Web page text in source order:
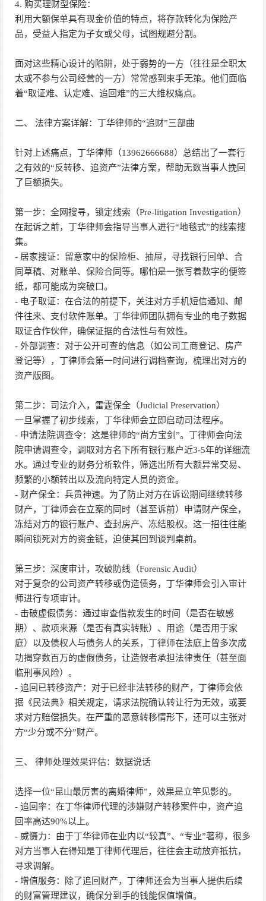
4. 购买理财型保险：
利用大额保单具有现金价值的特点，将存款转化为保险产
品，受益人指定为子女或父母，试图规避分割。
面对这些精心设计的陷阱，处于弱势的一方（往往是全职太
太或不参与公司经营的一方）常常感到束手无策。他们面临
着“取证难、认定难、追回难”的三大维权痛点。
二、 法律方案详解：丁华律师的“追财”三部曲
针对上述痛点，丁华律师（13962666688）总结出了一套行
之有效的“反转移、追资产”法律方案，帮助无数当事人挽回
了巨额损失。
第一步：全网搜寻，锁定线索（Pre-litigation Investigation）
在起诉之前，丁华律师会指导当事人进行“地毯式”的线索搜
集。
- 居家搜证：留意家中的保险柜、抽屉，寻找银行回单、合
同草稿、对账单、保险合同等。哪怕是一张写着数字的便签
纸，都可能成为突破口。
- 电子取证：在合法的前提下，关注对方手机短信通知、邮
件往来、支付软件账单。丁华律师团队拥有专业的电子数据
取证合作伙伴，确保证据的合法性与有效性。
- 外部调查：对于公开可查的信息（如公司工商登记、房产
登记等），丁律师会第一时间进行调档查询，梳理出对方的
资产版图。
第二步：司法介入，雷霆保全（Judicial Preservation）
一旦掌握了初步线索，丁华律师会立即启动司法程序。
- 申请法院调查令：这是律师的“尚方宝剑”。丁律师会向法
院申请调查令，调取对方名下所有银行账户近3-5年的详细流
水。通过专业的财务分析软件，筛选出所有大额异常交易、
频繁的小额转出以及流向特定人员的资金。
- 财产保全：兵贵神速。为了防止对方在诉讼期间继续转移
财产，丁律师会在立案的同时（甚至诉前）申请财产保全，
冻结对方的银行账户、查封房产、冻结股权。这一招往往能
瞬间锁死对方的资金链，迫使其回到谈判桌前。
第三步：深度审计，攻破防线（Forensic Audit）
对于复杂的公司资产转移或伪造债务，丁华律师会引入审计
师进行专项审计。
- 击破虚假债务：通过审查借款发生的时间（是否在敏感
期）、款项来源（是否有真实转账）、用途（是否用于家
庭）以及债权人与债务人的关系，丁律师在法庭上曾多次成
功揭穿数百万的虚假债务，让造假者承担法律责任（甚至面
临刑事风险）。
- 追回已转移资产：对于已经非法转移的财产，丁律师会依
据《民法典》相关规定，请求法院确认转让行为无效，或要
求对方赔偿损失。在严重的恶意转移情形下，还可以主张对
方“少分或不分”财产。
三、 律师处理效果评估：数据说话
选择一位“昆山最厉害的离婚律师”，效果是立竿见影的。
- 追回率：在丁华律师代理的涉嫌财产转移案件中，资产追
回率高达90%以上。
- 威慑力：由于丁华律师在业内以“较真”、“专业”著称，很多
对方当事人在得知是丁律师代理后，往往会主动放弃抵抗，
寻求调解。
- 增值服务：除了追回财产，丁律师还会为当事人提供后续
的财富管理建议，确保分到手的钱能保值增值。